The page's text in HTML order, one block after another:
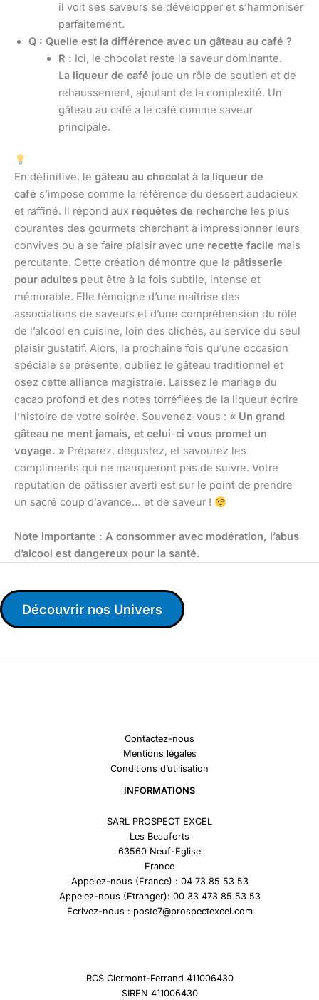
il voit ses saveurs se développer et s’harmoniser
parfaitement.
Q : Quelle est la différence avec un gâteau au café ?
R : Ici, le chocolat reste la saveur dominante.
La liqueur de café joue un rôle de soutien et de
rehaussement, ajoutant de la complexité. Un
gâteau au café a le café comme saveur
principale.
En définitive, le gâteau au chocolat à la liqueur de
café s’impose comme la référence du dessert audacieux
et raffiné. Il répond aux requêtes de recherche les plus
courantes des gourmets cherchant à impressionner leurs
convives ou à se faire plaisir avec une recette facile mais
percutante. Cette création démontre que la pâtisserie
pour adultes peut être à la fois subtile, intense et
mémorable. Elle témoigne d’une maîtrise des
associations de saveurs et d’une compréhension du rôle
de l’alcool en cuisine, loin des clichés, au service du seul
plaisir gustatif. Alors, la prochaine fois qu’une occasion
spéciale se présente, oubliez le gâteau traditionnel et
osez cette alliance magistrale. Laissez le mariage du
cacao profond et des notes torréfiées de la liqueur écrire
l’histoire de votre soirée. Souvenez-vous : « Un grand
gâteau ne ment jamais, et celui-ci vous promet un
voyage. » Préparez, dégustez, et savourez les
compliments qui ne manqueront pas de suivre. Votre
réputation de pâtissier averti est sur le point de prendre
un sacré coup d’avance… et de saveur !
Note importante : A consommer avec modération, l’abus
d’alcool est dangereux pour la santé.
Découvrir nos Univers
Contactez-nous
Mentions légales
Conditions d’utilisation
INFORMATIONS
SARL PROSPECT EXCEL
Les Beauforts
63560 Neuf-Eglise
France
Appelez-nous (France) : 04 73 85 53 53
Appelez-nous (Etranger): 00 33 473 85 53 53
Écrivez-nous : poste7@prospectexcel.com
RCS Clermont-Ferrand 411006430
SIREN 411006430